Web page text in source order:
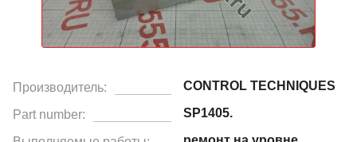
Производитель: CONTROL TECHNIQUES
Part number: SP1405.